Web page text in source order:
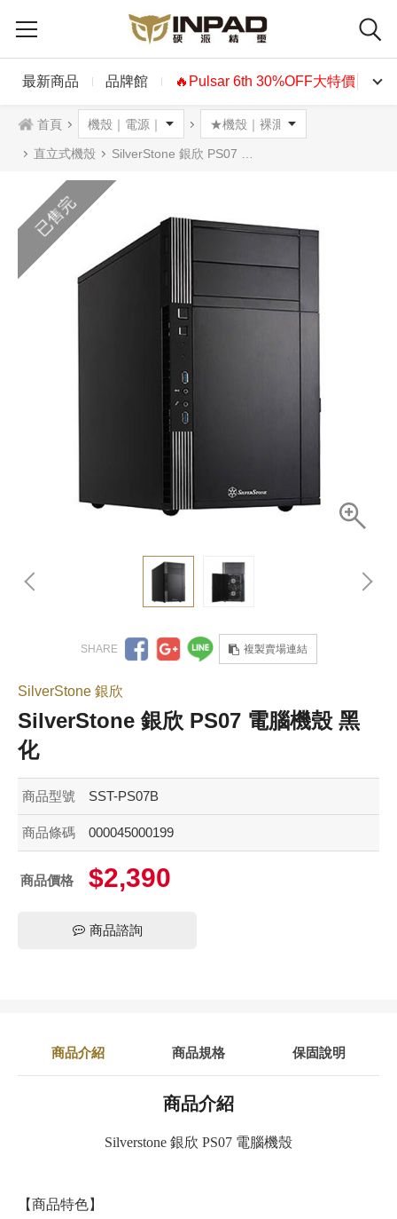
最新商品 品牌館 🔥Pulsar 6th 30%OFF大特價🔥
首頁
直立式機殼 SilverStone 銀欣 PS07 電腦機殼 黑化
已售完
複製賣場連結
SilverStone 銀欣
SilverStone 銀欣 PS07 電腦機殼 黑
化
商品型號 SST-PS07B
商品條碼 000045000199
商品價格 $2,390
商品諮詢
商品介紹 商品規格 保固說明
商品介紹
Silverstone 銀欣 PS07 電腦機殼
【商品特色】